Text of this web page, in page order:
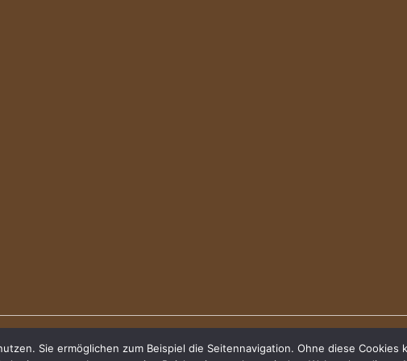
Sie ermöglichen zum Beispiel die Seitennavigation. Ohne diese Cookies